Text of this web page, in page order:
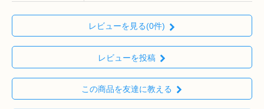
レビューを見る(0件)
レビューを投稿
この商品を友達に教える